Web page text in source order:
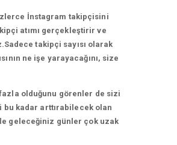
İnstagram takipçisini
atımı gerçekleştirir ve
takipçi sayısı olarak
ne işe yarayacağını, size
fazla olduğunu görenler de sizi
bu kadar arttırabilecek olan
geleceğiniz günler çok uzak